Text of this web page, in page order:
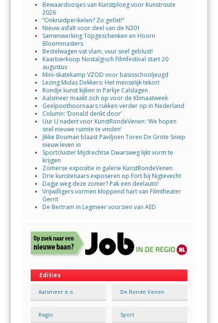
Bewaardoosjes van Kunstploeg voor Kunstroute
2026
“Onkruidperikelen? Zo gefixt!”
Nieuw asfalt voor deel van de N201
Samenwerking Topgeschenken en Hoorn
Bloommasters
Bestelwagen vat vlam, vuur snel geblust!
Kaartverkoop Nostalgisch Filmfestival start 20
augustus
Mini-skatekamp VZOD voor basisschooljeugd
Lezing Midas Dekkers: Het menselijk tekort
Rondje kunst kijken in Parkje Calslagen
Aalsmeer maakt zich op voor de Klimaatweek
Geelpoothoornaars rukken verder op in Nederland
Column: ‘Donald denkt door’
Uur U nadert voor KunstRondeVenen: ‘We hopen
snel nieuwe ruimte te vinden’
Jikke Bouman blaast Paviljoen Toren De Grote Sniep
nieuw leven in
Sportcluster Mijdrechtse Dwarsweg lijkt vorm te
krijgen
Zomerse expositie in galerie KunstRondeVenen
Drie kunstenaars exposeren op Fort bij Nigtevecht
Dagje weg deze zomer? Pak een deelauto!
Vrijwilligers vormen kloppend hart van Filmtheater
Gerrit
De Bertram in Legmeer voorzien van AED
Edities
Aalsmeer e.o. De Ronde Venen
Regio Sport